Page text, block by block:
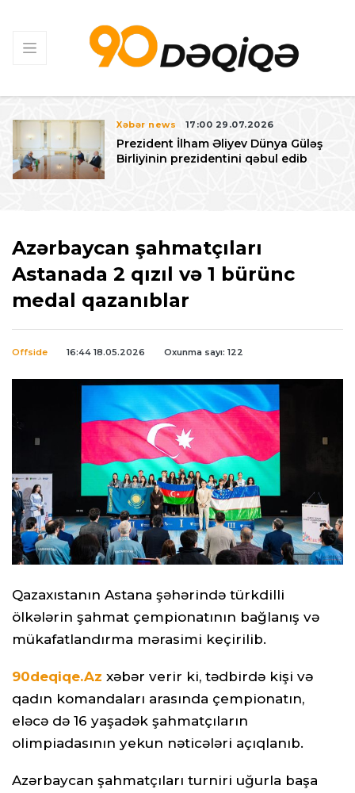
Xəbər news 17:00 29.07.2026
Prezident İlham Əliyev Dünya Güləş
Birliyinin prezidentini qəbul edib
Azərbaycan şahmatçıları
Astanada 2 qızıl və 1 bürünc
medal qazanıblar
Offside 16:44 18.05.2026 Oxunma sayı: 122
Qazaxıstanın Astana şəhərində türkdilli
ölkələrin şahmat çempionatının bağlanış və
mükafatlandırma mərasimi keçirilib.
90deqiqe.Az xəbər verir ki, tədbirdə kişi və
qadın komandaları arasında çempionatın,
eləcə də 16 yaşadək şahmatçıların
olimpiadasının yekun nəticələri açıqlanıb.
Azərbaycan şahmatçıları turniri uğurla başa